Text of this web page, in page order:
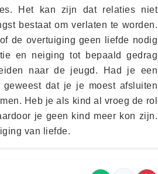
Het kan zijn dat relaties niet
bestaat om verlaten te worden.
de overtuiging geen liefde nodig
en neiging tot bepaald gedrag
naar de jeugd. Had je een
dat je je moest afsluiten
Heb je als kind al vroeg de rol
je geen kind meer kon zijn.
van liefde.